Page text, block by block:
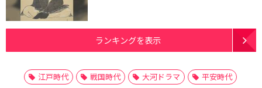
ランキングを表示
江戸時代 戦国時代 大河ドラマ
平安時代